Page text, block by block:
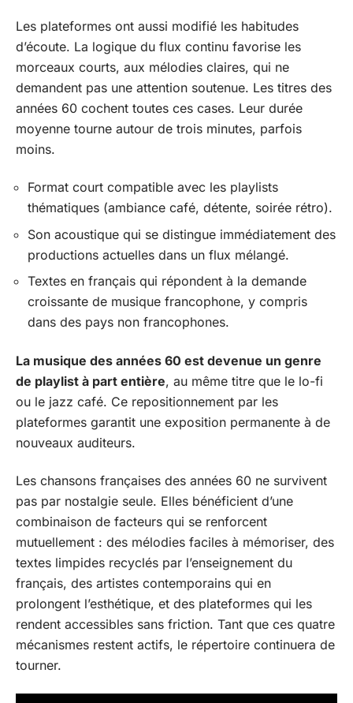
Les plateformes ont aussi modifié les habitudes
d’écoute. La logique du flux continu favorise les
morceaux courts, aux mélodies claires, qui ne
demandent pas une attention soutenue. Les titres des
années 60 cochent toutes ces cases. Leur durée
moyenne tourne autour de trois minutes, parfois
moins.
Format court compatible avec les playlists
thématiques (ambiance café, détente, soirée rétro).
Son acoustique qui se distingue immédiatement des
productions actuelles dans un flux mélangé.
Textes en français qui répondent à la demande
croissante de musique francophone, y compris
dans des pays non francophones.
La musique des années 60 est devenue un genre
de playlist à part entière, au même titre que le lo-fi
ou le jazz café. Ce repositionnement par les
plateformes garantit une exposition permanente à de
nouveaux auditeurs.
Les chansons françaises des années 60 ne survivent
pas par nostalgie seule. Elles bénéficient d’une
combinaison de facteurs qui se renforcent
mutuellement : des mélodies faciles à mémoriser, des
textes limpides recyclés par l’enseignement du
français, des artistes contemporains qui en
prolongent l’esthétique, et des plateformes qui les
rendent accessibles sans friction. Tant que ces quatre
mécanismes restent actifs, le répertoire continuera de
tourner.